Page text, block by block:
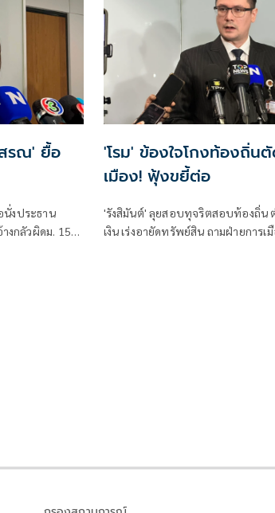
รณ' ยื้อ
งประธาน
กลัวผิดม. 157
'โรม' ข้องใจโกงท้องถิ่น
เมือง! ฟุ้งขยี้ต่อ
'รังสิมันต์' ลุยสอบทุจริตสอบท้องถิ่น
เงิน เร่งอายัดทรัพย์สิน ถามฝ่ายการ